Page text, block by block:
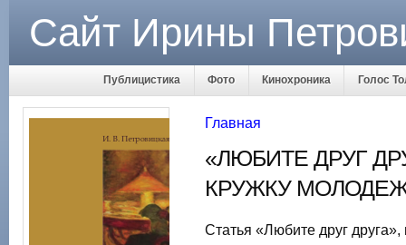
Сайт Ирины
Публицистика Фото Кинохроника Голос
Главная
«ЛЮБИТЕ ДРУГ
КРУЖКУ
Статья «Любите друг